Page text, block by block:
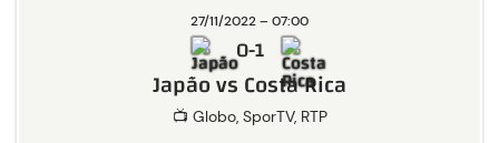
27/11/2022 – 07:00
📺 Globo, SporTV, RTP
0-1
Japão vs Costa Rica